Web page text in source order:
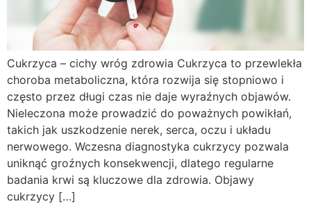
Cukrzyca – cichy wróg zdrowia Cukrzyca to przewlekła
choroba metaboliczna, która rozwija się stopniowo i
często przez długi czas nie daje wyraźnych objawów.
Nieleczona może prowadzić do poważnych powikłań,
takich jak uszkodzenie nerek, serca, oczu i układu
nerwowego. Wczesna diagnostyka cukrzycy pozwala
uniknąć groźnych konsekwencji, dlatego regularne
badania krwi są kluczowe dla zdrowia. Objawy
cukrzycy […]